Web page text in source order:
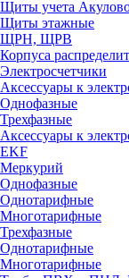
Щиты учета
Щиты этажные
ЩРН, ЩРВ
Корпуса
Электросчетчики
Аксессуары к
Однофазные
Трехфазные
Аксессуары к
EKF
Меркурий
Однофазные
Однотарифные
Многотарифные
Трехфазные
Однотарифные
Многотарифные